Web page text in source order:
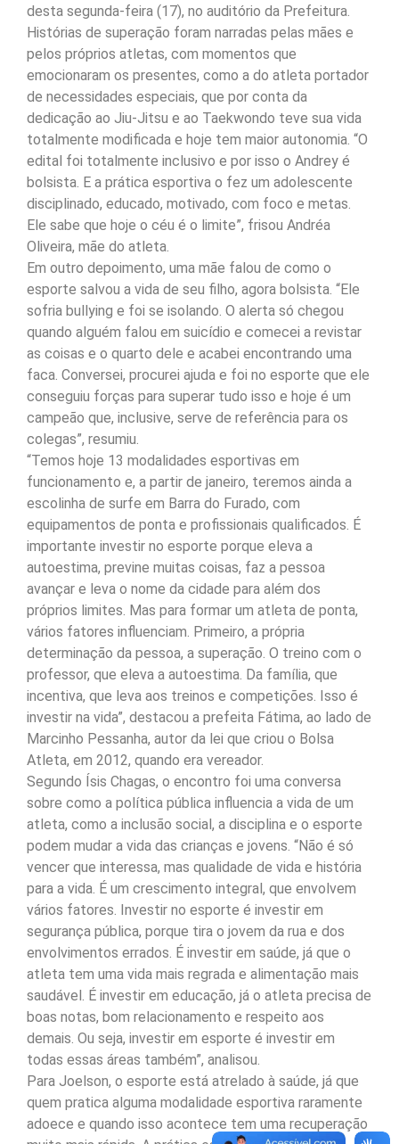
desta segunda-feira (17), no auditório da Prefeitura.
Histórias de superação foram narradas pelas mães e
pelos próprios atletas, com momentos que
emocionaram os presentes, como a do atleta portador
de necessidades especiais, que por conta da
dedicação ao Jiu-Jitsu e ao Taekwondo teve sua vida
totalmente modificada e hoje tem maior autonomia. “O
edital foi totalmente inclusivo e por isso o Andrey é
bolsista. E a prática esportiva o fez um adolescente
disciplinado, educado, motivado, com foco e metas.
Ele sabe que hoje o céu é o limite”, frisou Andréa
Oliveira, mãe do atleta.
Em outro depoimento, uma mãe falou de como o
esporte salvou a vida de seu filho, agora bolsista. “Ele
sofria bullying e foi se isolando. O alerta só chegou
quando alguém falou em suicídio e comecei a revistar
as coisas e o quarto dele e acabei encontrando uma
faca. Conversei, procurei ajuda e foi no esporte que ele
conseguiu forças para superar tudo isso e hoje é um
campeão que, inclusive, serve de referência para os
colegas”, resumiu.
“Temos hoje 13 modalidades esportivas em
funcionamento e, a partir de janeiro, teremos ainda a
escolinha de surfe em Barra do Furado, com
equipamentos de ponta e profissionais qualificados. É
importante investir no esporte porque eleva a
autoestima, previne muitas coisas, faz a pessoa
avançar e leva o nome da cidade para além dos
próprios limites. Mas para formar um atleta de ponta,
vários fatores influenciam. Primeiro, a própria
determinação da pessoa, a superação. O treino com o
professor, que eleva a autoestima. Da família, que
incentiva, que leva aos treinos e competições. Isso é
investir na vida”, destacou a prefeita Fátima, ao lado de
Marcinho Pessanha, autor da lei que criou o Bolsa
Atleta, em 2012, quando era vereador.
Segundo Ísis Chagas, o encontro foi uma conversa
sobre como a política pública influencia a vida de um
atleta, como a inclusão social, a disciplina e o esporte
podem mudar a vida das crianças e jovens. “Não é só
vencer que interessa, mas qualidade de vida e história
para a vida. É um crescimento integral, que envolvem
vários fatores. Investir no esporte é investir em
segurança pública, porque tira o jovem da rua e dos
envolvimentos errados. É investir em saúde, já que o
atleta tem uma vida mais regrada e alimentação mais
saudável. É investir em educação, já o atleta precisa de
boas notas, bom relacionamento e respeito aos
demais. Ou seja, investir em esporte é investir em
todas essas áreas também”, analisou.
Para Joelson, o esporte está atrelado à saúde, já que
quem pratica alguma modalidade esportiva raramente
adoece e quando isso acontece tem uma recuperação